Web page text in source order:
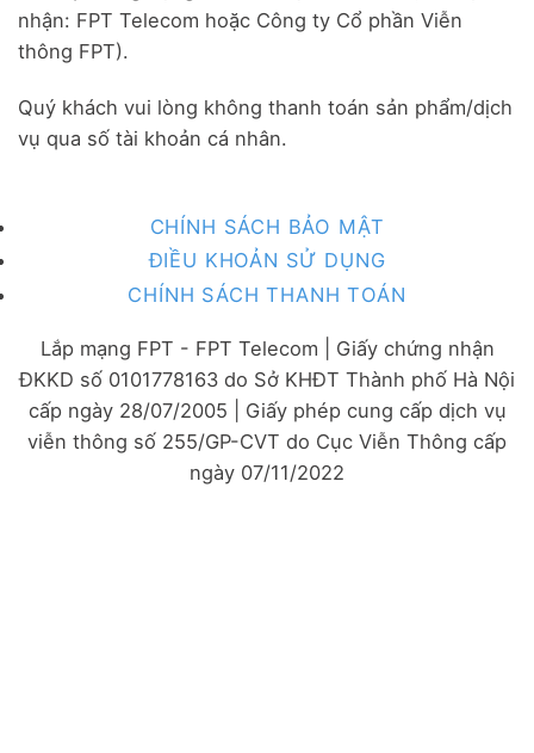
nhận: FPT Telecom hoặc Công ty Cổ phần Viễn
thông FPT).
Quý khách vui lòng không thanh toán sản phẩm/dịch
vụ qua số tài khoản cá nhân.
CHÍNH SÁCH BẢO MẬT
ĐIỀU KHOẢN SỬ DỤNG
CHÍNH SÁCH THANH TOÁN
Lắp mạng FPT - FPT Telecom | Giấy chứng nhận
ĐKKD số 0101778163 do Sở KHĐT Thành phố Hà Nội
cấp ngày 28/07/2005 | Giấy phép cung cấp dịch vụ
viễn thông số 255/GP-CVT do Cục Viễn Thông cấp
ngày 07/11/2022